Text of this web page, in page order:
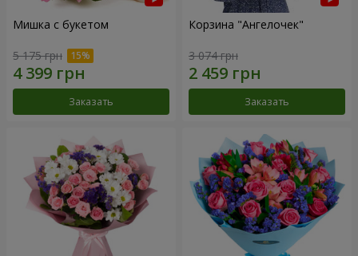
Мишка с букетом
5 175 грн
Заказать
Корзина "Ангелочек"
3 074 грн
Заказать